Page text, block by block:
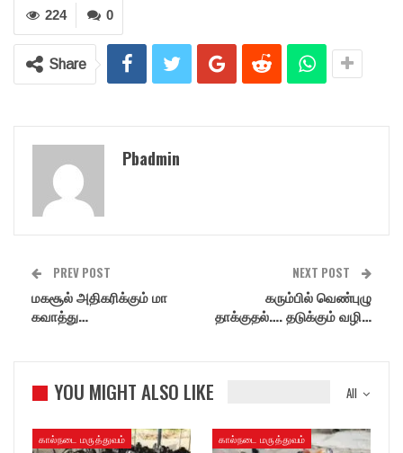
0
224
Share
Pbadmin
PREV POST
மகசூல் அதிகரிக்கும் மா
கவாத்து…
NEXT POST
கரும்பில் வெண்புழு
தாக்குதல்…. தடுக்கும் வழி…
All
YOU MIGHT ALSO LIKE
கால்நடை மருத்துவம் கால்நடை மருத்துவம்